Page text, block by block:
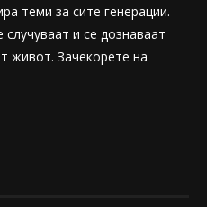
теми за сите генерации.
и се дознаваат
живот. Зачекорете на